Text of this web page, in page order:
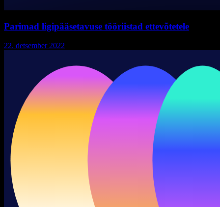
Parimad ligipääsetavuse tööriistad ettevõtetele
22. detsember 2022